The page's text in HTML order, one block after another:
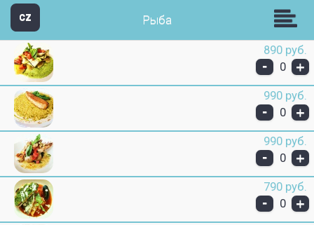
CZ Звезда Групп
Рыба
890 руб.
- 0 +
990 руб.
- 0 +
990 руб.
- 0 +
790 руб.
- 0 +